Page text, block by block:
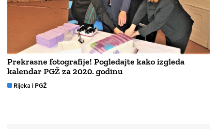
Prekrasne fotografije! Pogledajte kako izgleda
kalendar PGŽ za 2020. godinu
Rijeka i PGŽ